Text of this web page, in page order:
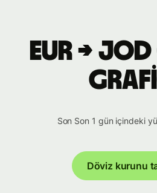
EUR →
Son Son 1 gün içindeki
Döviz kurunu